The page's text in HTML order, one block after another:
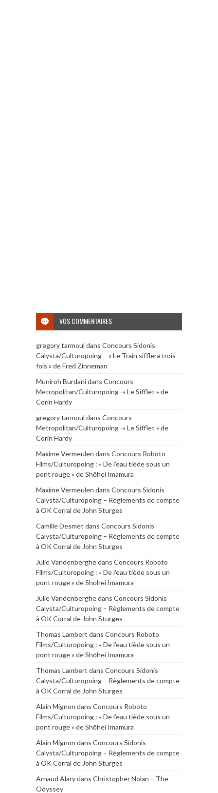
VOS COMMENTAIRES
gregory tarmoul dans Concours Sidonis
Calysta/Culturopoing – « Le Train sifflera trois
fois » de Fred Zinneman
Muniroh Burdanidans Concours
Metropolitan/Culturopoing -« Le Sifflet » de
Corin Hardy
gregory tarmoul dans Concours
Metropolitan/Culturopoing -« Le Sifflet » de
Corin Hardy
Maxime Vermeulen dans Concours Roboto
Films/Culturopoing : « De l’eau tiède sous un
pont rouge » de Shōhei Imamura
Maxime Vermeulen dans Concours Sidonis
Calysta/Culturopoing – Règlements de compte
à OK Corral de John Sturges
Camille Desmet dans Concours Sidonis
Calysta/Culturopoing – Règlements de compte
à OK Corral de John Sturges
Julie Vandenberghedans Concours Roboto
Films/Culturopoing : « De l’eau tiède sous un
pont rouge » de Shōhei Imamura
Julie Vandenberghedans Concours Sidonis
Calysta/Culturopoing – Règlements de compte
à OK Corral de John Sturges
Thomas Lambert dans Concours Roboto
Films/Culturopoing : « De l’eau tiède sous un
pont rouge » de Shōhei Imamura
Thomas Lambert dans Concours Sidonis
Calysta/Culturopoing – Règlements de compte
à OK Corral de John Sturges
Alain Mignon dans Concours Roboto
Films/Culturopoing : « De l’eau tiède sous un
pont rouge » de Shōhei Imamura
Alain Mignon dans Concours Sidonis
Calysta/Culturopoing – Règlements de compte
à OK Corral de John Sturges
Arnaud Alarydans Christopher Nolan – The
Odyssey